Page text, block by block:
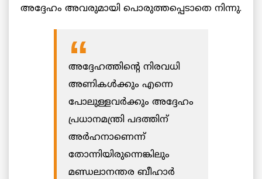
അദ്ദേഹം അവരുമായി പൊരുത്തപ്പെടാതെ നിന്നു.
അദ്ദേഹത്തിന്റെ നിരവധി
അണികൾക്കും എന്നെ
പോലുള്ളവർക്കും അദ്ദേഹം
പ്രധാനമന്ത്രി പദത്തിന്
അർഹനാണെന്ന്
തോന്നിയിരുന്നെങ്കിലും
മണ്ഡലാനന്തര ബീഹാർ